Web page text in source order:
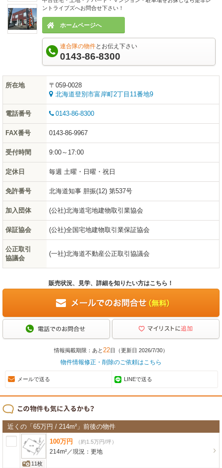
ントライブズへお問合せ下さい！
ホームページへ
連合隊の物件とお伝え下さい
0143-86-8300
所在地
〒059-0028
北海道登別市富岸町2丁目11番地9
電話番号 0143-86-8300
FAX番号 0143-86-9967
受付時間 9:00～17:00
定休日 毎週 土曜・日曜・祝日
免許番号 北海道知事 胆振(12) 第537号
加入団体 (公社)北海道宅地建物取引業協会
保証協会 (公社)全国宅地建物取引業保証協会
公正取引
協議会
(一社)北海道不動産公正取引協議会
販売状況、見学、詳細を知りたい方はこちら！
情報掲載期限：あと22日（更新日 2026/7/30）
物件情報修正・削除のご依頼はこちら
メールで送る LINEで送る
近くの「65万円 / 214m²」前後の物件
11枚
100万円 （約1.5万円/坪）
214m²／現況： 更地